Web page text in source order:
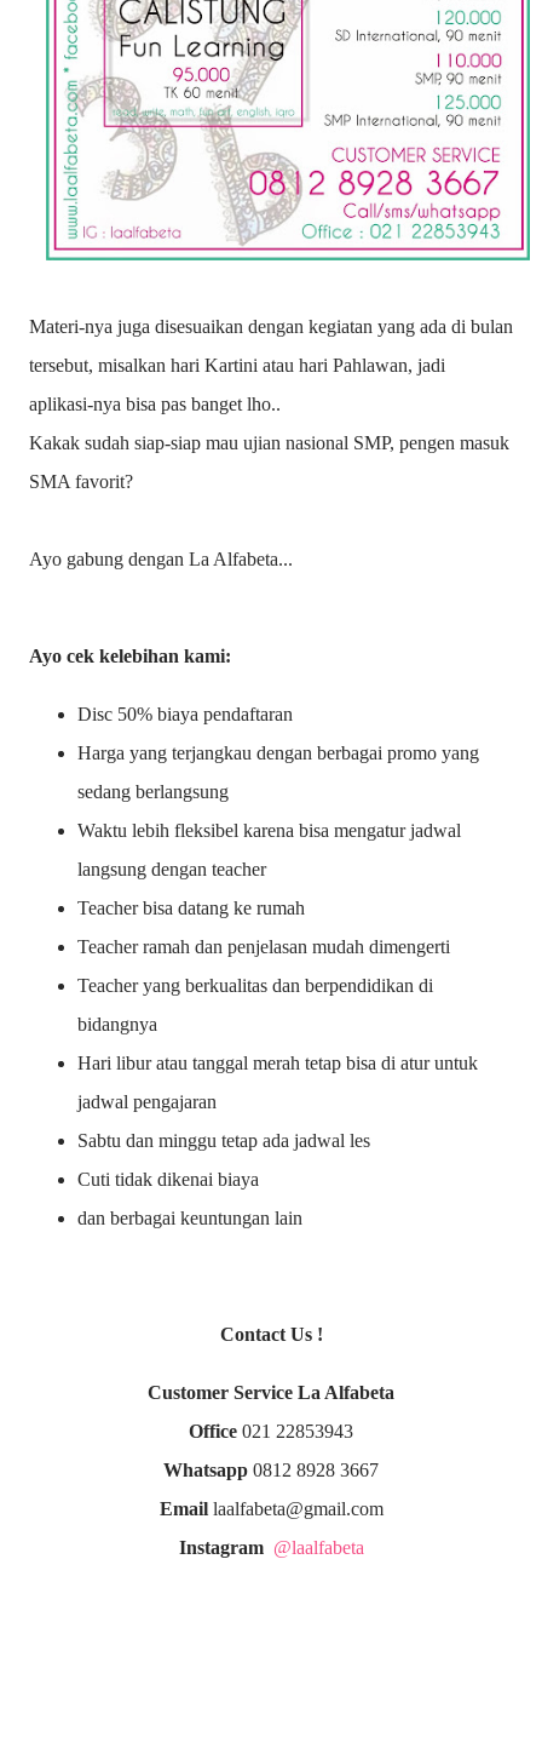
Materi-nya juga disesuaikan dengan kegiatan yang ada di bulan
tersebut, misalkan hari Kartini atau hari Pahlawan, jadi
aplikasi-nya bisa pas banget lho..
Kakak sudah siap-siap mau ujian nasional SMP, pengen masuk
SMA favorit?
Ayo gabung dengan La Alfabeta...
Ayo cek kelebihan kami:
Disc 50% biaya pendaftaran
Harga yang terjangkau dengan berbagai promo yang
sedang berlangsung
Waktu lebih fleksibel karena bisa mengatur jadwal
langsung dengan teacher
Teacher bisa datang ke rumah
Teacher ramah dan penjelasan mudah dimengerti
Teacher yang berkualitas dan berpendidikan di
bidangnya
Hari libur atau tanggal merah tetap bisa di atur untuk
jadwal pengajaran
Sabtu dan minggu tetap ada jadwal les
Cuti tidak dikenai biaya
dan berbagai keuntungan lain
Contact Us !
Customer Service La Alfabeta
Office 021 22853943
Whatsapp 0812 8928 3667
Emaillaalfabeta@gmail.com
Instagram @laalfabeta